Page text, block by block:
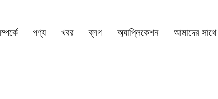
পণ্য খবর ব্লগ অ্যাপ্লিকেশন আমাদের